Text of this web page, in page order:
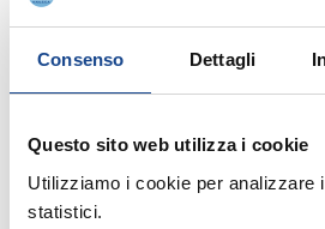
Consenso Dettagli
Questo sito web utilizza i cookie
Utilizziamo i cookie per analizzare
statistici.
Relatori:
ANTOGNONI Andrea-Esperto